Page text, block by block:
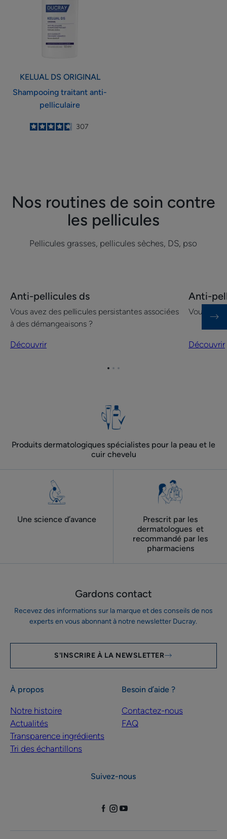
pelliculaire
KELUAL DS ORIGINAL
Shampooing traitant anti-
pelliculaire
4.7
/5
307
Nos routines de soin contre
les pellicules
Pellicules grasses, pellicules sèches, DS, pso
Anti-
pellicules
ds
Anti-pellicules ds
Vous avez des pellicules persistantes associées
à des démangeaisons ?
Découvrir
Anti-
pellicules
Anti-
Vous
Découvrir
Aller
Aller
Aller
Produits dermatologiques spécialistes pour la peau et le
cuir chevelu
Une science d’avance
Prescrit par les
dermatologues ​ et
recommandé par les
pharmaciens
Gardons contact
Recevez des informations sur la marque et des conseils de nos
experts en vous abonnant à notre newsletter Ducray.
S'INSCRIRE À LA NEWSLETTER
À propos
Notre histoire
Actualités
Transparence ingrédients
Tri des échantillons
Besoin d’aide ?
Contactez-nous
FAQ
Suivez-nous